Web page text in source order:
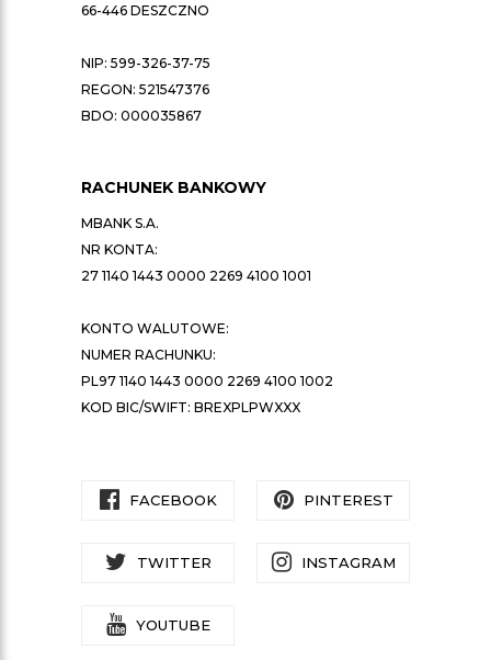
66-446 DESZCZNO
NIP: 599-326-37-75
REGON: 521547376
BDO: 000035867
RACHUNEK BANKOWY
MBANK S.A.
NR KONTA:
27 1140 1443 0000 2269 4100 1001
KONTO WALUTOWE:
NUMER RACHUNKU:
PL97 1140 1443 0000 2269 4100 1002
KOD BIC/SWIFT: BREXPLPWXXX
FACEBOOK PINTEREST
TWITTER INSTAGRAM
YOUTUBE